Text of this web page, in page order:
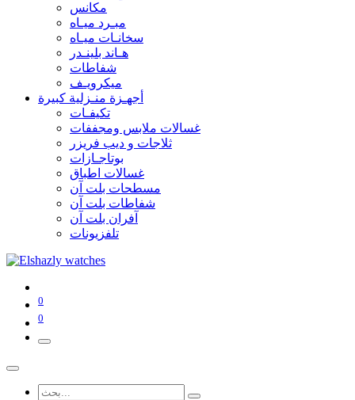
مكانس
مبـرد ميـاه
سخانـات ميـاه
هـاند بلينـدر
شفاطات
ميكرويـف
أجهـزة منـزلية كبيرة
تكيفـات
غسالات ملابس ومجففات
ثلاجات و ديب فريزر
بوتاجـازات
غسالات اطباق
مسطحات بلت آن
شفاطات بلت آن
آفران بلت آن
تلفزيونات
0
0